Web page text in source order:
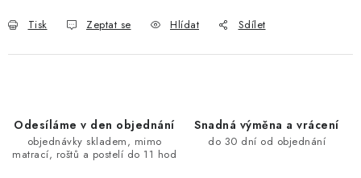
Tisk Zeptat se Hlídat Sdílet
Odesíláme v den objednání
objednávky skladem, mimo
matrací, roštů a postelí do 11 hod
Snadná výměna a vrácení
do 30 dní od objednání